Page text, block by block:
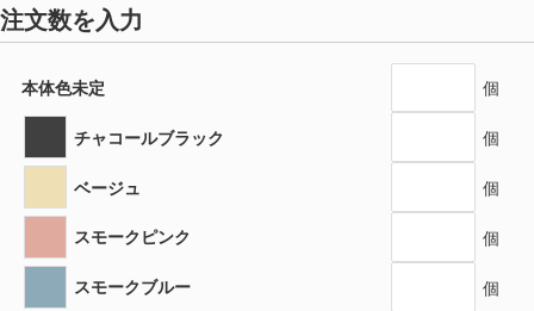
注文数を入力
本体色未定 個
チャコールブラック 個
ベージュ 個
スモークピンク 個
スモークブルー 個